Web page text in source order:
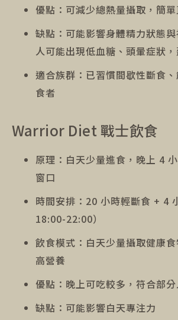
優點：可減少總熱量攝取，簡
缺點：可能影響身體精力狀態
人可能出現低血糖、頭暈症狀
適合族群：已習慣間歇性斷食
食者
Warrior Diet 戰士飲食
原理：白天少量進食，晚上 4
窗口
時間安排：20 小時輕斷食 + 4
18:00-22:00）
飲食模式：白天少量攝取健康
高營養
優點：晚上可吃較多，符合部
缺點：可能影響白天專注力